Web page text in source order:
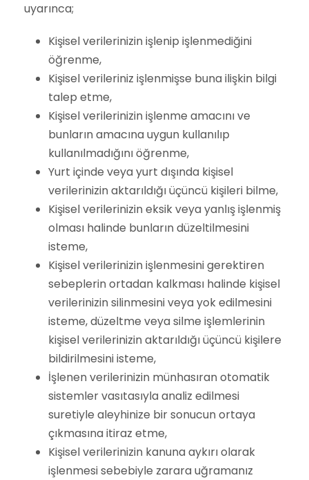
uyarınca;
Kişisel verilerinizin işlenip işlenmediğini
öğrenme,
Kişisel verileriniz işlenmişse buna ilişkin bilgi
talep etme,
Kişisel verilerinizin işlenme amacını ve
bunların amacına uygun kullanılıp
kullanılmadığını öğrenme,
Yurt içinde veya yurt dışında kişisel
verilerinizin aktarıldığı üçüncü kişileri bilme,
Kişisel verilerinizin eksik veya yanlış işlenmiş
olması halinde bunların düzeltilmesini
isteme,
Kişisel verilerinizin işlenmesini gerektiren
sebeplerin ortadan kalkması halinde kişisel
verilerinizin silinmesini veya yok edilmesini
isteme, düzeltme veya silme işlemlerinin
kişisel verilerinizin aktarıldığı üçüncü kişilere
bildirilmesini isteme,
İşlenen verilerinizin münhasıran otomatik
sistemler vasıtasıyla analiz edilmesi
suretiyle aleyhinize bir sonucun ortaya
çıkmasına itiraz etme,
Kişisel verilerinizin kanuna aykırı olarak
işlenmesi sebebiyle zarara uğramanız